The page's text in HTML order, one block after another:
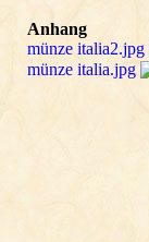
Anhang
münze italia2.jpg
münze italia.jpg